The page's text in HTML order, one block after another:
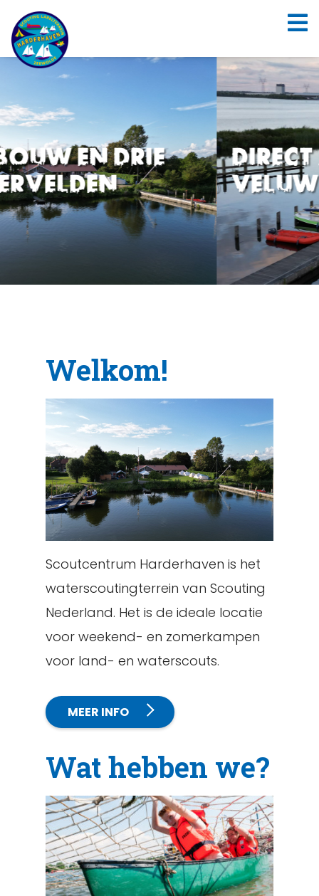
Direct aan het
Veluwemeer
Welkom!
Scoutcentrum Harderhaven is het
waterscoutingterrein van Scouting
Nederland. Het is de ideale locatie
voor weekend- en zomerkampen
voor land- en waterscouts.
MEER INFO
Wat hebben we?